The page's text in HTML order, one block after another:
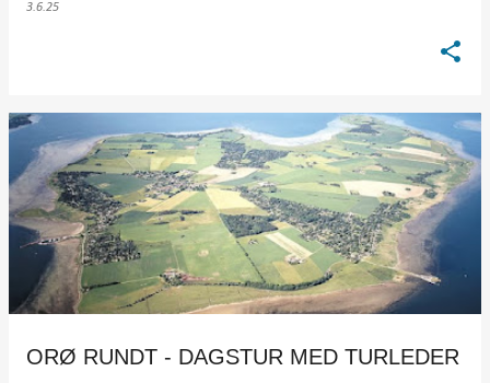
3.6.25
ORØ RUNDT - DAGSTUR MED TURLEDER